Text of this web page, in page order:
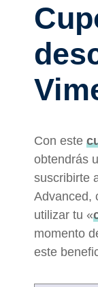
Con este
obtendrás
suscribirte
Advanced,
utilizar tu «
momento
este